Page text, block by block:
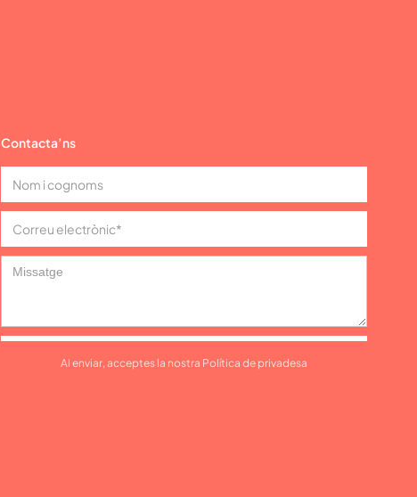
Contacta’ns
Al enviar, acceptes la nostra Política de privadesa